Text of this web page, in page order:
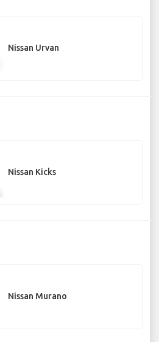
Nissan Urvan
Nissan Kicks
Nissan Murano